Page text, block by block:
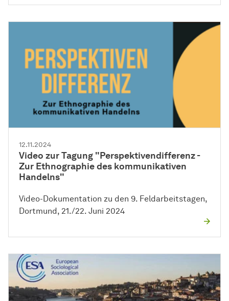
12.11.2024
Video zur Tagung "Perspektivendifferenz -
Zur Ethnographie des kommunikativen
Handelns"
Video-Dokumentation zu den 9. Feldarbeitstagen,
Dortmund, 21./22. Juni 2024